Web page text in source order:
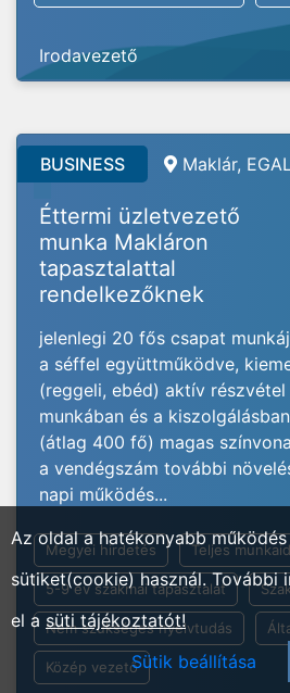
Irodavezető
BUSINESS Maklár,
Éttermi üzletvezető
munka Makláron
tapasztalattal
rendelkezőknek
jelenlegi 20 fős csapat
a séffel együttműködve,
(reggeli, ebéd) aktív
munkában és a
(átlag 400 fő) magas
a vendégszám további
napi működés...
Megyei hirdetés Teljes
5-9 év szakmai tapasztalat
Nem szükséges nyelvtudás
Közép vezető
Az oldal a hatékonyabb
sütiket(cookie) használ. További
el a süti tájékoztatót!
Sütik beállítása